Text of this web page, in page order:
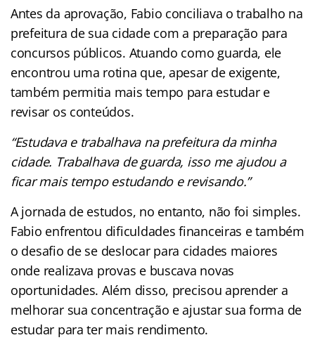
Antes da aprovação, Fabio conciliava o trabalho na
prefeitura de sua cidade com a preparação para
concursos públicos. Atuando como guarda, ele
encontrou uma rotina que, apesar de exigente,
também permitia mais tempo para estudar e
revisar os conteúdos.
“Estudava e trabalhava na prefeitura da minha
cidade. Trabalhava de guarda, isso me ajudou a
ficar mais tempo estudando e revisando.”
A jornada de estudos, no entanto, não foi simples.
Fabio enfrentou dificuldades financeiras e também
o desafio de se deslocar para cidades maiores
onde realizava provas e buscava novas
oportunidades. Além disso, precisou aprender a
melhorar sua concentração e ajustar sua forma de
estudar para ter mais rendimento.